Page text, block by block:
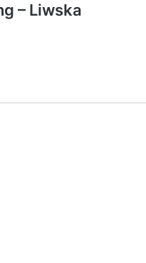
– Liwska